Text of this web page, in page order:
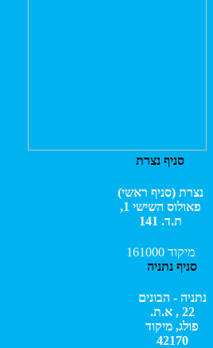
סניף נצרת
נצרת (סניף ראשי)
פאולוס השישי 1,
ת.ד. 141
מיקוד 161000
סניף נתניה
נתניה - הבונים
22 , א.ת.
פולג, מיקוד
42170